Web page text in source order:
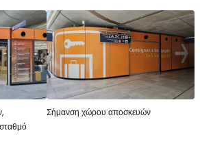
Σήμανση χώρου αποσκευών